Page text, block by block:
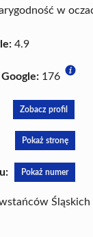
w
4.9
176
Zobacz profil
Pokaż stronę
Pokaż numer